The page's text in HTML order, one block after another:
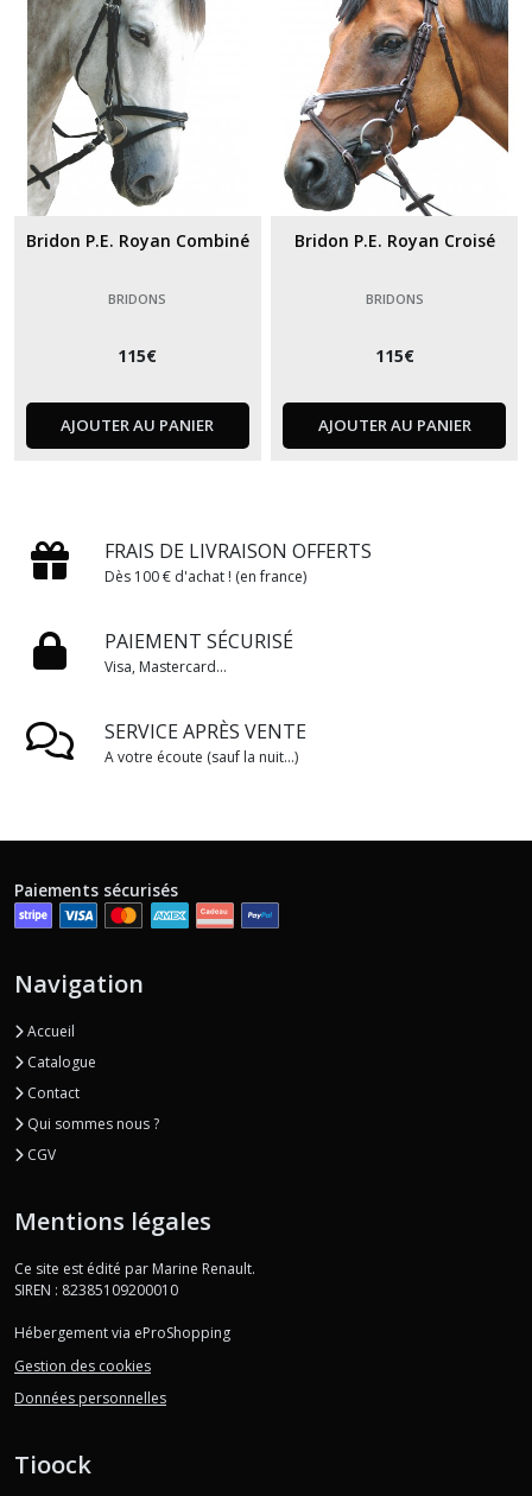
Bridon P.E. Royan Combiné
BRIDONS
115€
AJOUTER AU PANIER
Bridon P.E. Royan Croisé
BRIDONS
115€
AJOUTER AU PANIER
FRAIS DE LIVRAISON OFFERTS
Dès 100 € d'achat ! (en france)
PAIEMENT SÉCURISÉ
Visa, Mastercard...
SERVICE APRÈS VENTE
A votre écoute (sauf la nuit...)
Paiements sécurisés
Navigation
Accueil
Catalogue
Contact
Qui sommes nous ?
CGV
Mentions légales
Ce site est édité par Marine Renault.
SIREN : 82385109200010
Hébergement via eProShopping
Gestion des cookies
Données personnelles
Tioock